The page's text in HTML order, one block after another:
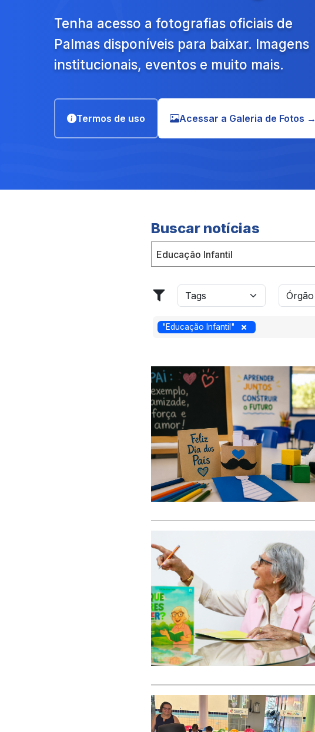
Tenha acesso a fotografias oficiais de
Palmas disponíveis para baixar. Imagens
institucionais, eventos e muito mais.
Termos de uso Acessar a Galeria de Fotos →
Buscar notícias
"Educação Infantil"